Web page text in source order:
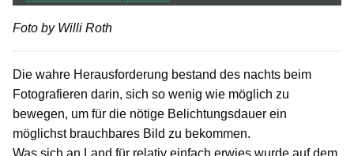
Foto by Willi Roth
Die wahre Herausforderung bestand des nachts beim
Fotografieren darin, sich so wenig wie möglich zu
bewegen, um für die nötige Belichtungsdauer ein
möglichst brauchbares Bild zu bekommen.
Was sich an Land für relativ einfach erwies wurde auf dem